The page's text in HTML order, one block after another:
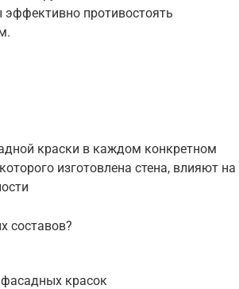
эффективно противостоять
краски в каждом конкретном
изготовлена стена, влияют на
составов?
красок